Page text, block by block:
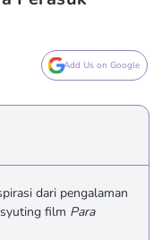
Add Us on Google
dari pengalaman
film Para